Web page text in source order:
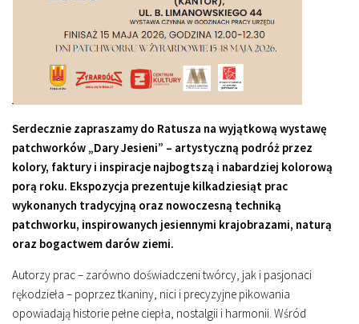
Serdecznie zapraszamy do Ratusza na wyjątkową wystawę
patchworków „Dary Jesieni” – artystyczną podróż przez
kolory, faktury i inspiracje najbogtszą i nabardziej kolorową
porą roku. Ekspozycja prezentuje kilkadziesiąt prac
wykonanych tradycyjną oraz nowoczesną techniką
patchworku, inspirowanych jesiennymi krajobrazami, naturą
oraz bogactwem darów ziemi.
Autorzy prac – zarówno doświadczeni twórcy, jak i pasjonaci
rękodzieła – poprzez tkaniny, nici i precyzyjne pikowania
opowiadają historie pełne ciepła, nostalgii i harmonii. Wśród